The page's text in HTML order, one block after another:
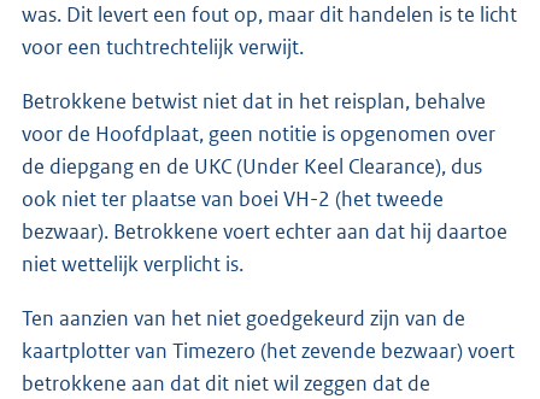
was. Dit levert een fout op, maar dit handelen is te licht
voor een tuchtrechtelijk verwijt.
Betrokkene betwist niet dat in het reisplan, behalve
voor de Hoofdplaat, geen notitie is opgenomen over
de diepgang en de UKC (Under Keel Clearance), dus
ook niet ter plaatse van boei VH-2 (het tweede
bezwaar). Betrokkene voert echter aan dat hij daartoe
niet wettelijk verplicht is.
Ten aanzien van het niet goedgekeurd zijn van de
kaartplotter van Timezero (het zevende bezwaar) voert
betrokkene aan dat dit niet wil zeggen dat de